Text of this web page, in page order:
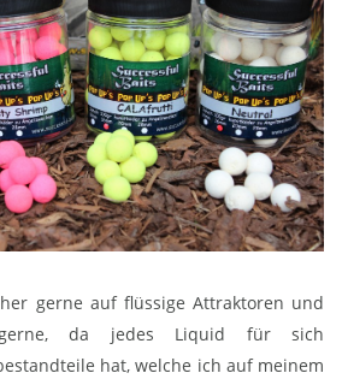
gerne auf flüssige Attraktoren und
da jedes Liquid für sich
hat, welche ich auf meinem